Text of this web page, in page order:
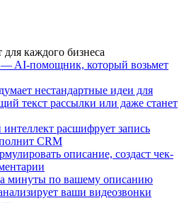
каждого бизнеса
AI-помощник, который возьмет
нестандартные идеи для
текст рассылки или даже станет
расшифрует запись
CRM
описание, создаст чек-
минуты по вашему описанию
ваши видеозвонки